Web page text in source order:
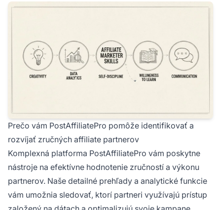
Prečo vám PostAffiliatePro pomôže identifikovať a
rozvíjať zručných affiliate partnerov
Komplexná platforma PostAffiliatePro vám poskytne
nástroje na efektívne hodnotenie zručností a výkonu
partnerov. Naše detailné prehľady a analytické funkcie
vám umožnia sledovať, ktorí partneri využívajú prístup